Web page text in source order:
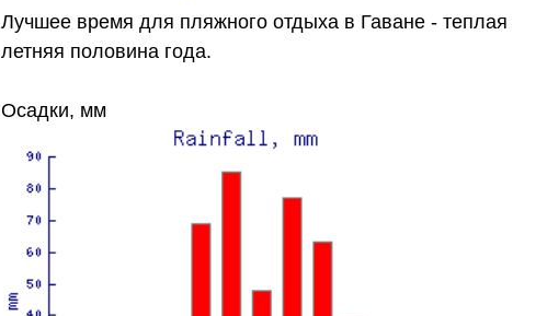
Лучшее время для пляжного отдыха в Гаване - теплая
летняя половина года.
Осадки, мм